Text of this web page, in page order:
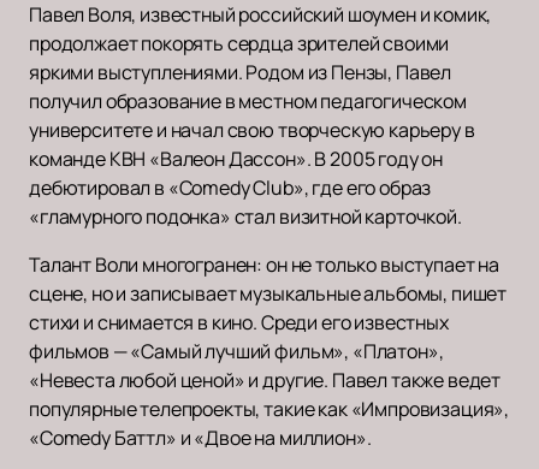
Павел Воля, известный российский шоумен и комик,
продолжает покорять сердца зрителей своими
яркими выступлениями. Родом из Пензы, Павел
получил образование в местном педагогическом
университете и начал свою творческую карьеру в
команде КВН «Валеон Дассон». В 2005 году он
дебютировал в «Comedy Club», где его образ
«гламурного подонка» стал визитной карточкой.
Талант Воли многогранен: он не только выступает на
сцене, но и записывает музыкальные альбомы, пишет
стихи и снимается в кино. Среди его известных
фильмов — «Самый лучший фильм», «Платон»,
«Невеста любой ценой» и другие. Павел также ведет
популярные телепроекты, такие как «Импровизация»,
«Comedy Баттл» и «Двое на миллион».